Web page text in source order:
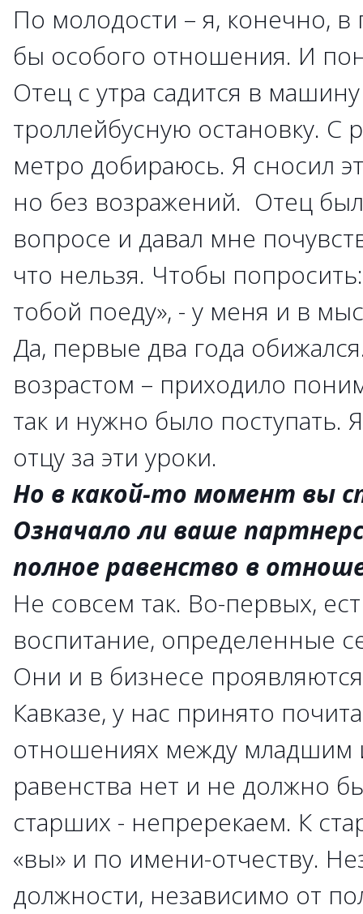
По молодости – я, конечно, в
бы особого отношения. И
Отец с утра садится в
троллейбусную остановку. С
метро добираюсь. Я сносил
но без возражений. Отец
вопросе и давал мне
что нельзя. Чтобы
тобой поеду», - у меня и в
Да, первые два года
возрастом – приходило
так и нужно было поступать.
отцу за эти уроки.
Но в какой-то момент вы
Означало ли ваше
полное равенство в
Не совсем так. Во-первых,
воспитание, определенные
Они и в бизнесе
Кавказе, у нас принято
отношениях между младшим
равенства нет и не должно
старших - непререкаем. К
«вы» и по имени-отчеству.
должности, независимо от